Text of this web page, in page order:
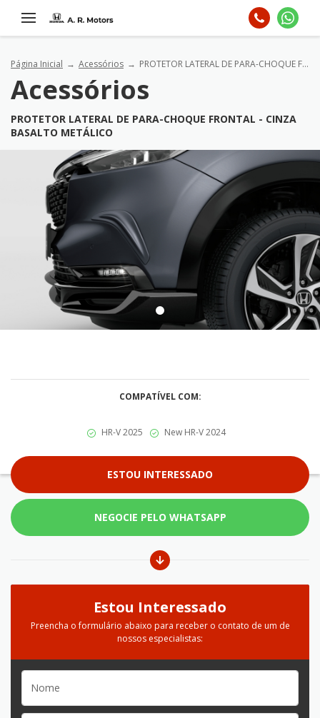
Página Inicial Acessórios PROTETOR LATERAL DE PARA-CHOQUE FRONTAL - CINZA BASALTO METÁLICO
Acessórios
PROTETOR LATERAL DE PARA-CHOQUE FRONTAL - CINZA
BASALTO METÁLICO
COMPATÍVEL COM:
HR-V 2025 New HR-V 2024
ESTOU INTERESSADO
NEGOCIE PELO WHATSAPP
Estou Interessado
Preencha o formulário abaixo para receber o contato de um de
nossos especialistas: